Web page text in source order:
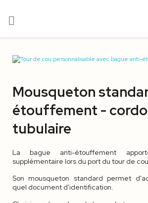

Mousqueton
étouffement -
tubulaire
La bague anti-étouffement
supplémentaire lors du port du tour de
Son mousqueton standard permet
quel document d'identification.